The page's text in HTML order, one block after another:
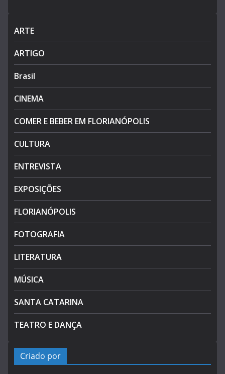
ARTE
ARTIGO
Brasil
CINEMA
COMER E BEBER EM FLORIANÓPOLIS
CULTURA
ENTREVISTA
EXPOSIÇÕES
FLORIANÓPOLIS
FOTOGRAFIA
LITERATURA
MÚSICA
SANTA CATARINA
TEATRO E DANÇA
Criado por